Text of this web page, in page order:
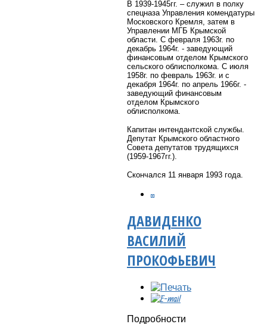
В 1939-1945гг. – служил в полку
спецназа Управления комендатуры
Московского Кремля, затем в
Управлении МГБ Крымской
области. С февраля 1963г. по
декабрь 1964г. - заведующий
финансовым отделом Крымского
сельского облисполкома. С июля
1958г. по февраль 1963г. и с
декабря 1964г. по апрель 1966г. -
заведующий финансовым
отделом Крымского
облисполкома.
Капитан интендантской службы.
Депутат Крымского областного
Совета депутатов трудящихся
(1959-1967гг.).
Скончался 11 января 1993 года.
ДАВИДЕНКО
ВАСИЛИЙ
ПРОКОФЬЕВИЧ
Подробности